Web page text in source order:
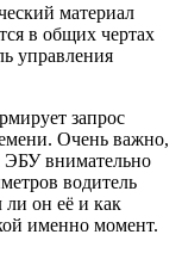
материал
в общих чертах
управления
запрос
Очень важно,
ЭБУ внимательно
водитель
ли он её и как
именно момент.